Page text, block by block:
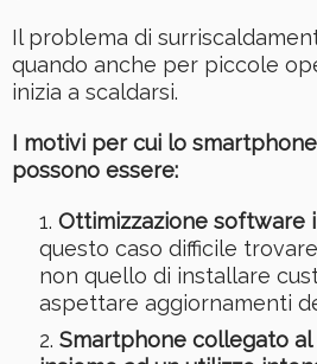
Il problema di
quando anche per piccole
inizia a scaldarsi.
I motivi per cui lo
possono essere:
Ottimizzazione software
questo caso difficile
non quello di installare
aspettare aggiornamenti
Smartphone collegato